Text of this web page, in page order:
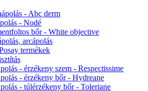
- Abc derm
- Nodé
bőr - White objective
arcápolás
termékek
- érzékeny szem - Respectissime
- érzékeny bőr - Hydreane
- túlérzékeny bőr - Toleriane